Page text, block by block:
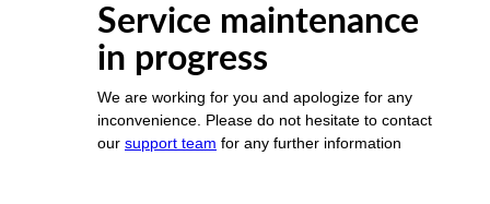
Service maintenance
in progress
We are working for you and apologize for any
inconvenience. Please do not hesitate to contact
our support team for any further information